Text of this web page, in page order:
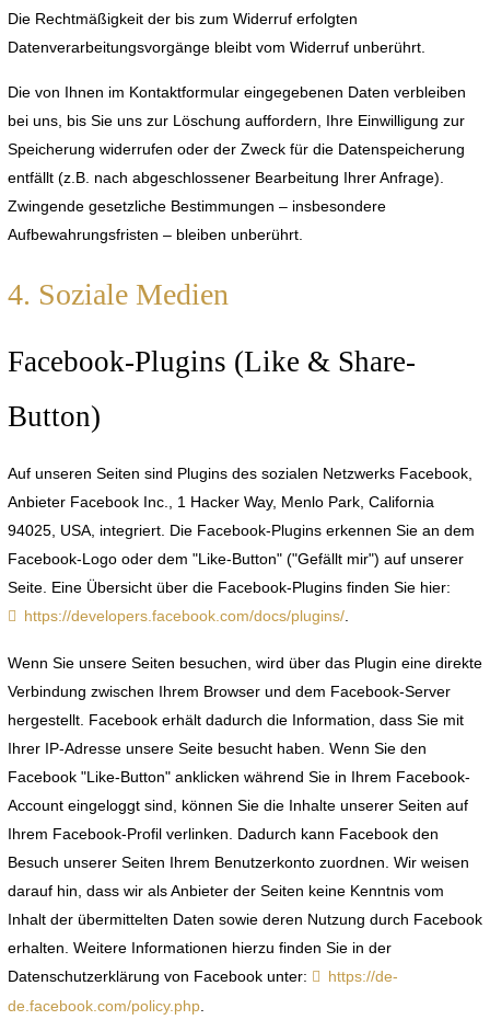
Die Rechtmäßigkeit der bis zum Widerruf erfolgten
Datenverarbeitungsvorgänge bleibt vom Widerruf unberührt.
Die von Ihnen im Kontaktformular eingegebenen Daten verbleiben
bei uns, bis Sie uns zur Löschung auffordern, Ihre Einwilligung zur
Speicherung widerrufen oder der Zweck für die Datenspeicherung
entfällt (z.B. nach abgeschlossener Bearbeitung Ihrer Anfrage).
Zwingende gesetzliche Bestimmungen – insbesondere
Aufbewahrungsfristen – bleiben unberührt.
4. Soziale Medien
Facebook-Plugins (Like & Share-
Button)
Auf unseren Seiten sind Plugins des sozialen Netzwerks Facebook,
Anbieter Facebook Inc., 1 Hacker Way, Menlo Park, California
94025, USA, integriert. Die Facebook-Plugins erkennen Sie an dem
Facebook-Logo oder dem "Like-Button" ("Gefällt mir") auf unserer
Seite. Eine Übersicht über die Facebook-Plugins finden Sie hier:
https://developers.facebook.com/docs/plugins/.
Wenn Sie unsere Seiten besuchen, wird über das Plugin eine direkte
Verbindung zwischen Ihrem Browser und dem Facebook-Server
hergestellt. Facebook erhält dadurch die Information, dass Sie mit
Ihrer IP-Adresse unsere Seite besucht haben. Wenn Sie den
Facebook "Like-Button" anklicken während Sie in Ihrem Facebook-
Account eingeloggt sind, können Sie die Inhalte unserer Seiten auf
Ihrem Facebook-Profil verlinken. Dadurch kann Facebook den
Besuch unserer Seiten Ihrem Benutzerkonto zuordnen. Wir weisen
darauf hin, dass wir als Anbieter der Seiten keine Kenntnis vom
Inhalt der übermittelten Daten sowie deren Nutzung durch Facebook
erhalten. Weitere Informationen hierzu finden Sie in der
Datenschutzerklärung von Facebook unter:
https://de-
de.facebook.com/policy.php